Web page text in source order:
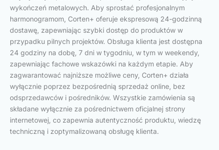
wykończeń metalowych. Aby sprostać profesjonalnym
harmonogramom, Corten+ oferuje ekspresową 24-godzinną
dostawę, zapewniając szybki dostęp do produktów w
przypadku pilnych projektów. Obsługa klienta jest dostępna
24 godziny na dobę, 7 dni w tygodniu, w tym w weekendy,
zapewniając fachowe wskazówki na każdym etapie. Aby
zagwarantować najniższe możliwe ceny, Corten+ działa
wyłącznie poprzez bezpośrednią sprzedaż online, bez
odsprzedawców i pośredników. Wszystkie zamówienia są
składane wyłącznie za pośrednictwem oficjalnej strony
internetowej, co zapewnia autentyczność produktu, wiedzę
techniczną i zoptymalizowaną obsługę klienta.